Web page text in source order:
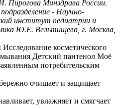
Минздрава России.
- Научно-
институт педиатрии и
Ю.Е. Вельтищева, г. Москва,
Исследование косметического
Детский пантенол Моё
потребительским
очищает и защищает
увлажняет и смягчает